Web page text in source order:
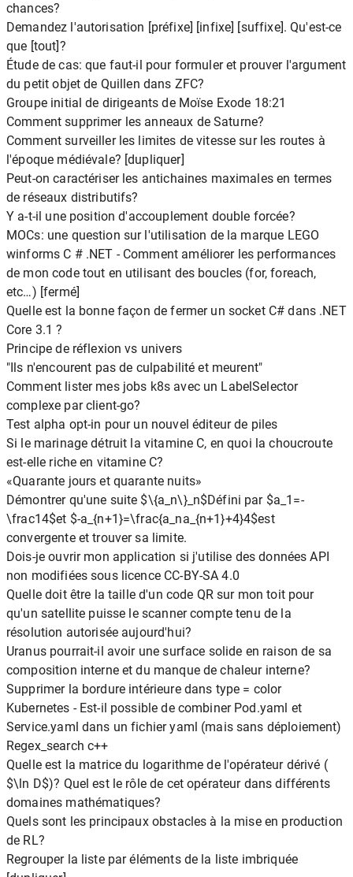
chances?
Demandez l'autorisation [préfixe] [infixe] [suffixe]. Qu'est-ce
que [tout]?
Étude de cas: que faut-il pour formuler et prouver l'argument
du petit objet de Quillen dans ZFC?
Groupe initial de dirigeants de Moïse Exode 18:21
Comment supprimer les anneaux de Saturne?
Comment surveiller les limites de vitesse sur les routes à
l'époque médiévale? [dupliquer]
Peut-on caractériser les antichaines maximales en termes
de réseaux distributifs?
Y a-t-il une position d'accouplement double forcée?
MOCs: une question sur l'utilisation de la marque LEGO
winforms C # .NET - Comment améliorer les performances
de mon code tout en utilisant des boucles (for, foreach,
etc…) [fermé]
Quelle est la bonne façon de fermer un socket C# dans .NET
Core 3.1 ?
Principe de réflexion vs univers
"Ils n'encourent pas de culpabilité et meurent"
Comment lister mes jobs k8s avec un LabelSelector
complexe par client-go?
Test alpha opt-in pour un nouvel éditeur de piles
Si le marinage détruit la vitamine C, en quoi la choucroute
est-elle riche en vitamine C?
«Quarante jours et quarante nuits»
Démontrer qu'une suite $\{a_n\}_n$Défini par $a_1=-
\frac14$et $-a_{n+1}=\frac{a_na_{n+1}+4}4$est
convergente et trouver sa limite.
Dois-je ouvrir mon application si j'utilise des données API
non modifiées sous licence CC-BY-SA 4.0
Quelle doit être la taille d'un code QR sur mon toit pour
qu'un satellite puisse le scanner compte tenu de la
résolution autorisée aujourd'hui?
Uranus pourrait-il avoir une surface solide en raison de sa
composition interne et du manque de chaleur interne?
Supprimer la bordure intérieure dans type = color
Kubernetes - Est-il possible de combiner Pod.yaml et
Service.yaml dans un fichier yaml (mais sans déploiement)
Regex_search c++
Quelle est la matrice du logarithme de l'opérateur dérivé (
$\ln D$)? Quel est le rôle de cet opérateur dans différents
domaines mathématiques?
Quels sont les principaux obstacles à la mise en production
de RL?
Regrouper la liste par éléments de la liste imbriquée